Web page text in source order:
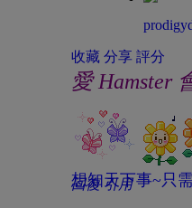
收藏 分享 評分
愛 Hamster
想知天下事~只
回復 引用